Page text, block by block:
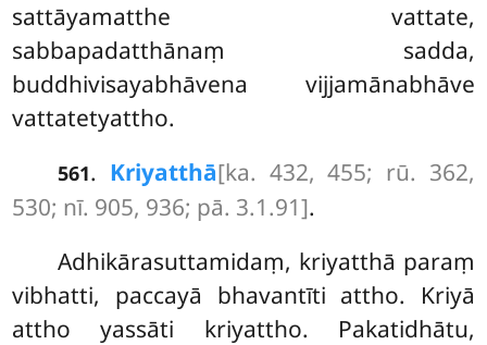
sattāyamatthe vattate,
sabbapadatthānaṃ sadda,
buddhivisayabhāvena vijjamānabhāve
vattatetyattho.
561. Kriyatthā[ka. 432, 455; rū. 362,
530; nī. 905, 936; pā. 3.1.91].
Adhikārasuttamidaṃ, kriyatthā paraṃ
vibhatti, paccayā bhavantīti attho. Kriyā
attho yassāti kriyattho. Pakatidhātu,